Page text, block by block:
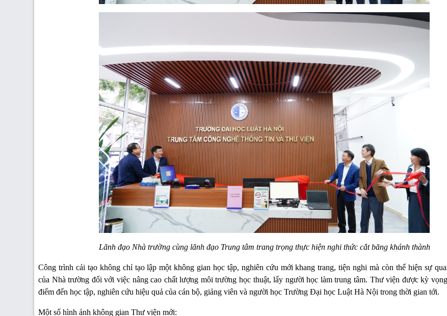
Lãnh đạo Nhà trường cùng lãnh đạo Trung tâm trang trọng thực hiện nghi thức cắt băng khánh thành
Công trình cải tạo không chỉ tạo lập một không gian học tập, nghiên cứu mới khang trang, tiện nghi mà còn thể hiện sự
của Nhà trường đối với việc nâng cao chất lượng môi trường học thuật, lấy người học làm trung tâm. Thư viện được kỳ
điểm đến học tập, nghiên cứu hiệu quả của cán bộ, giảng viên và người học Trường Đại học Luật Hà Nội trong thời gian tới.
Một số hình ảnh không gian Thư viện mới: